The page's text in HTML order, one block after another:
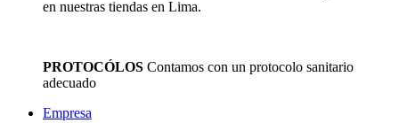
en nuestras tiendas en Lima.
PROTOCÓLOS Contamos con un protocolo sanitario
adecuado
Empresa